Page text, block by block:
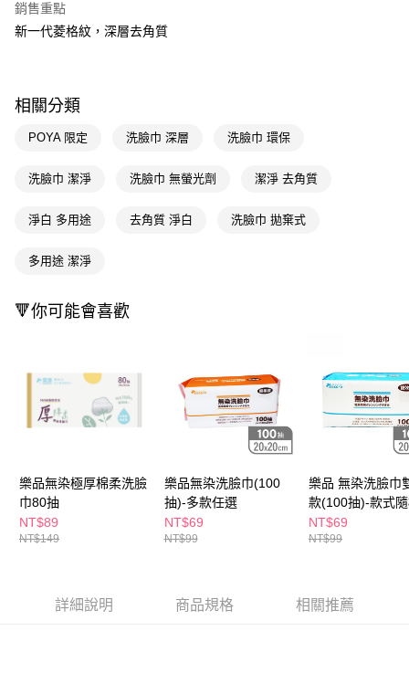
悠遊付
相關說明
【關於「AFTEE先享後付」】
１．簡單：不需註冊會員、不需綁卡、不需儲值。
３．安心：先確認商品／服務後，再付款。
１．於結帳方式選擇「AFTEE先享後付」後，將跳轉至「AFTEE先享後付」
３．收到繳費通知簡訊後14天內，點擊此簡訊中的連結，可透過四大超商／
後付繳納相關費用。
※ 交易是否成功請以「AFTEE先享後付 」之結帳頁面顯示為準，若有關於
是否繳費成功／繳費後需取消欲退款等相關疑問，請聯繫「AFTEE先享後付
客戶支援中心」
https://netprotections.freshdesk.com/support/home
１．透過由恩沛科技股份有限公司提供之「AFTEE先享後付」服務完成之交
易，需依本服務之必要範圍內提供個人資料，並將交易相關給付款項請求債
權轉讓予恩沛科技股份有限公司。
２．關於個人資料處理事宜，請瀏覽以下網址：
https://aftee.tw/terms/#terms3
４．使用「AFTEE先享後付」時，將依據個別帳號之用戶狀況，依本公司即
即享券
全家取貨付款
每筆NT$65，滿NT$390(含以上)免運費
付款後萊爾富取貨
每筆NT$65，滿NT$490(含以上)免運費
每筆NT$65，滿NT$490(含以上)免運費
付款後7-11取貨
每筆NT$65，滿NT$490(含以上)免運費
每筆NT$100，滿NT$790(含以上)免運費
銷售重點
新一代菱格紋，深層去角質
相關分類
POYA 限定 洗臉巾 深層 洗臉巾 環保
洗臉巾 潔淨 洗臉巾 無螢光劑 潔淨 去角質
淨白 多用途 去角質 淨白 洗臉巾 拋棄式
多用途 潔淨
🔻你可能會喜歡
樂品無染極厚棉柔洗臉
巾80抽
NT$89
NT$149
樂品無染洗臉巾(100
抽)-多款任選
NT$69
NT$99
樂品 無染洗臉巾
款(100抽)-款式
NT$69
NT$99
詳細說明 商品規格 相關推薦